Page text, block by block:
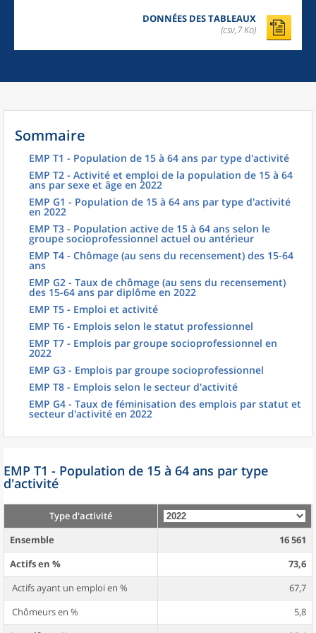
DONNÉES DES TABLEAUX
(csv,7 Ko)
Sommaire
EMP T1 - Population de 15 à 64 ans par type d'activité
EMP T2 - Activité et emploi de la population de 15 à 64
ans par sexe et âge en 2022
EMP G1 - Population de 15 à 64 ans par type d'activité
en 2022
EMP T3 - Population active de 15 à 64 ans selon le
groupe socioprofessionnel actuel ou antérieur
EMP T4 - Chômage (au sens du recensement) des 15-64
ans
EMP G2 - Taux de chômage (au sens du recensement)
des 15-64 ans par diplôme en 2022
EMP T5 - Emploi et activité
EMP T6 - Emplois selon le statut professionnel
EMP T7 - Emplois par groupe socioprofessionnel en
2022
EMP G3 - Emplois par groupe socioprofessionnel
EMP T8 - Emplois selon le secteur d'activité
EMP G4 - Taux de féminisation des emplois par statut et
secteur d'activité en 2022
EMP T1 - Population de 15 à 64 ans par type
d'activité
Type d'activité
Ensemble
16 561
Actifs en %
73,6
Actifs ayant un emploi en %
67,7
Chômeurs en %
5,8